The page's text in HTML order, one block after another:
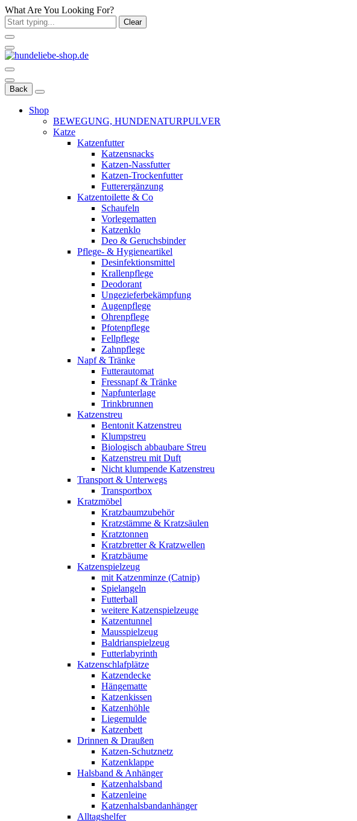
What Are You Looking For?
Clear
Back
Shop
BEWEGUNG, HUNDENATURPULVER
Katze
Katzenfutter
Katzensnacks
Katzen-Nassfutter
Katzen-Trockenfutter
Futterergänzung
Katzentoilette & Co
Schaufeln
Vorlegematten
Katzenklo
Deo & Geruchsbinder
Pflege- & Hygieneartikel
Desinfektionsmittel
Krallenpflege
Deodorant
Ungezieferbekämpfung
Augenpflege
Ohrenpflege
Pfotenpflege
Fellpflege
Zahnpflege
Napf & Tränke
Futterautomat
Fressnapf & Tränke
Napfunterlage
Trinkbrunnen
Katzenstreu
Bentonit Katzenstreu
Klumpstreu
Biologisch abbaubare Streu
Katzenstreu mit Duft
Nicht klumpende Katzenstreu
Transport & Unterwegs
Transportbox
Kratzmöbel
Kratzbaumzubehör
Kratzstämme & Kratzsäulen
Kratztonnen
Kratzbretter & Kratzwellen
Kratzbäume
Katzenspielzeug
mit Katzenminze (Catnip)
Spielangeln
Futterball
weitere Katzenspielzeuge
Katzentunnel
Mausspielzeug
Baldrianspielzeug
Futterlabyrinth
Katzenschlafplätze
Katzendecke
Hängematte
Katzenkissen
Katzenhöhle
Liegemulde
Katzenbett
Drinnen & Draußen
Katzen-Schutznetz
Katzenklappe
Halsband & Anhänger
Katzenhalsband
Katzenleine
Katzenhalsbandanhänger
Alltagshelfer